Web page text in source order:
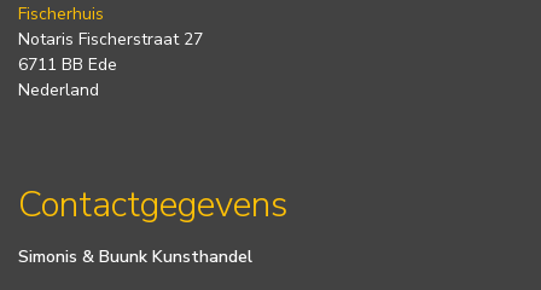
Fischerhuis
Notaris Fischerstraat 27
6711 BB Ede
Nederland
Contactgegevens
Simonis & Buunk Kunsthandel